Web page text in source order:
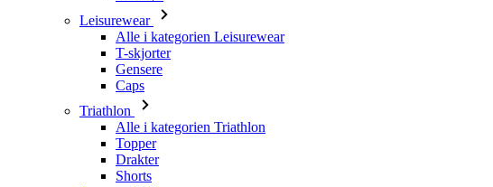
Triathlon
Alle i kategorien Triathlon
Topper
Drakter
Shorts
Sommer 2026
Team-replikker
Begrensede utgaver
Salg
Gavekort